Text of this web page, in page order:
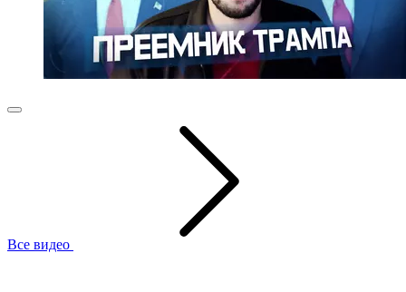
Все видео